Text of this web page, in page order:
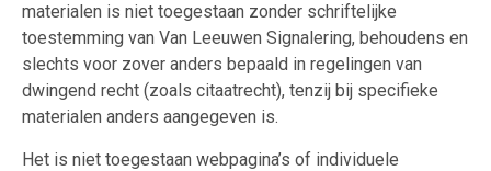
materialen is niet toegestaan zonder schriftelijke
toestemming van Van Leeuwen Signalering, behoudens en
slechts voor zover anders bepaald in regelingen van
dwingend recht (zoals citaatrecht), tenzij bij specifieke
materialen anders aangegeven is.
Het is niet toegestaan webpagina’s of individuele